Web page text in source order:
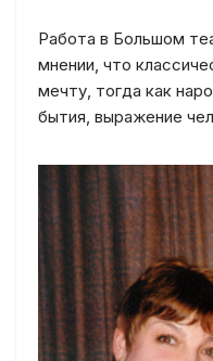
Работа в Большом
мнении, что
мечту, тогда как
бытия, выражение